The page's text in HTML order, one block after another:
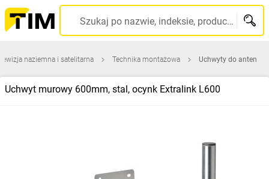
Szukaj po nazwie, indeksie, producencie, kodzie kreskowym...
naziemna i satelitarna Technika montażowa Uchwyty do anten
Uchwyt murowy 600mm, stal, ocynk Extralink L600